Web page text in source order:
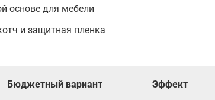
основе для мебели
и защитная пленка
Бюджетный вариант Эффект